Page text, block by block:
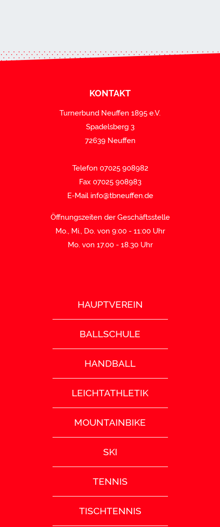
KONTAKT
Turnerbund Neuffen 1895 e.V.
Spadelsberg 3
72639 Neuffen
Telefon 07025 908982
Fax 07025 908983
E-Mail info@tbneuffen.de
Öffnungszeiten der Geschäftsstelle
Mo., Mi., Do. von 9:00 - 11:00 Uhr
Mo. von 17.00 - 18.30 Uhr
HAUPTVEREIN
BALLSCHULE
HANDBALL
LEICHTATHLETIK
MOUNTAINBIKE
SKI
TENNIS
TISCHTENNIS